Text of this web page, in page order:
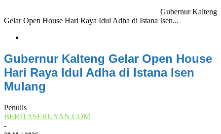
Gubernur Kalteng
Gelar Open House Hari Raya Idul Adha di Istana Isen...
Gubernur Kalteng Gelar Open House
Hari Raya Idul Adha di Istana Isen
Mulang
Penulis
BERITASERUYAN.COM
-